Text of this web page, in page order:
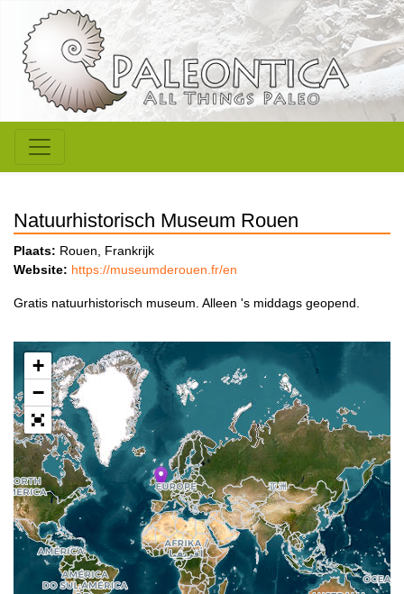
Natuurhistorisch Museum Rouen
Plaats: Rouen, Frankrijk
Website: https://museumderouen.fr/en
Gratis natuurhistorisch museum. Alleen 's middags geopend.
+
−